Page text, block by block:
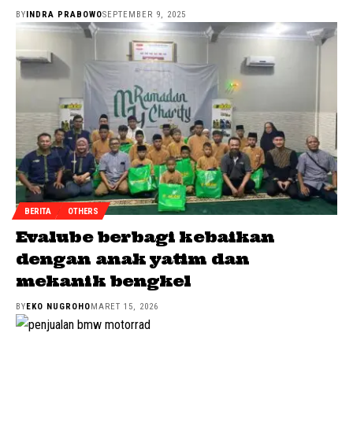
BY INDRA PRABOWOSEPTEMBER 9, 2025
BERITA OTHERS
Evalube berbagi kebaikan
dengan anak yatim dan
mekanik bengkel
BY EKO NUGROHO MARET 15, 2026